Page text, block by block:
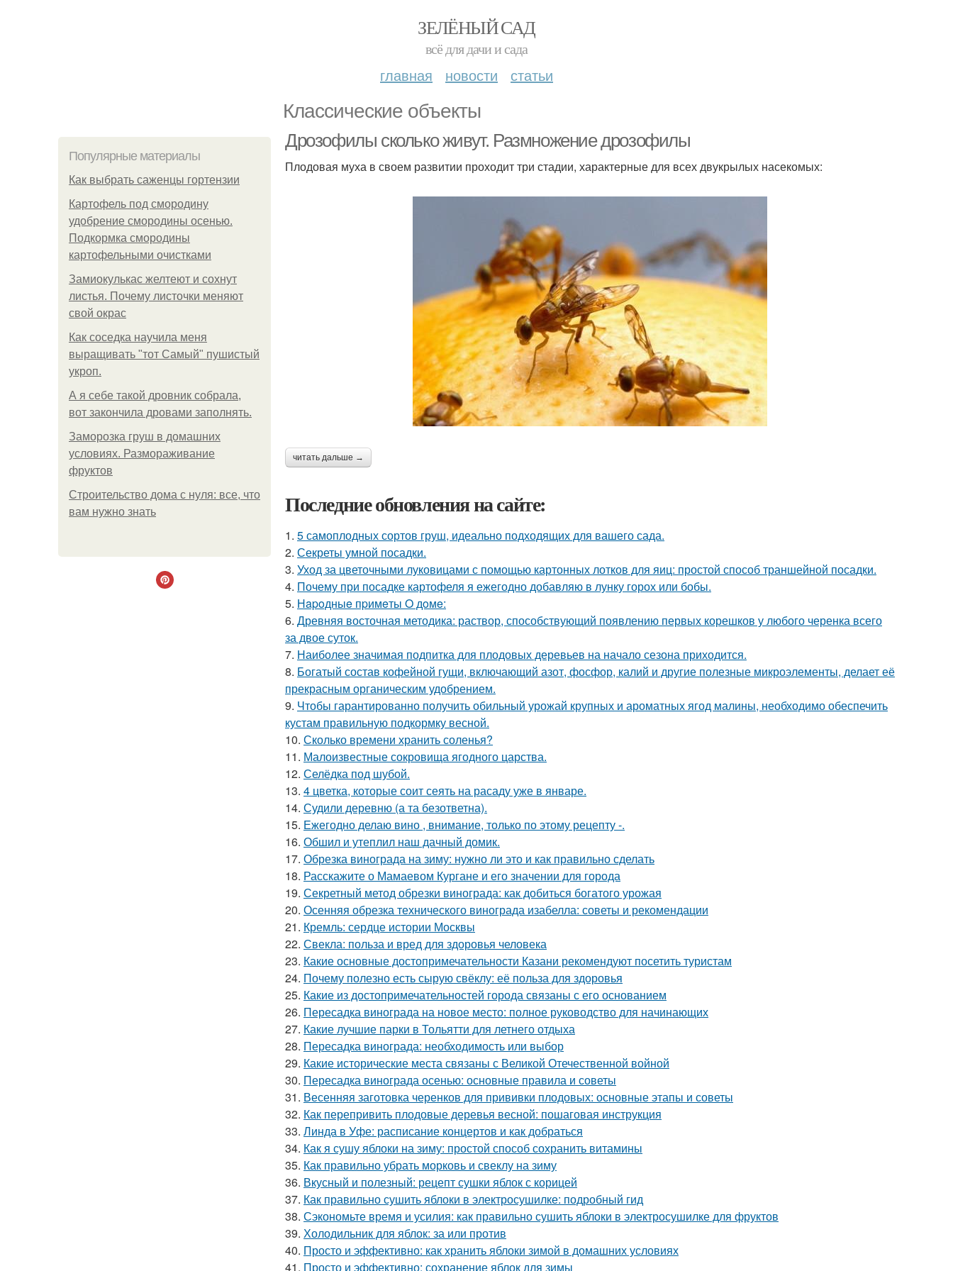
ЗЕЛЁНЫЙ САД
всё для дачи и сада
главная новости статьи
Классические объекты
Популярные материалы
Как выбрать саженцы гортензии
Картофель под смородину
удобрение смородины осенью.
Подкормка смородины
картофельными очистками
Замиокулькас желтеют и сохнут
листья. Почему листочки меняют
свой окрас
Как соседка научила меня
выращивать "тот Самый" пушистый
укроп.
А я себе такой дровник собрала,
вот закончила дровами заполнять.
Заморозка груш в домашних
условиях. Размораживание
фруктов
Строительство дома с нуля: все, что
вам нужно знать
Дрозофилы сколько живут. Размножение дрозофилы
Плодовая муха в своем развитии проходит три стадии, характерные для всех двукрылых насекомых:
читать дальше →
Последние обновления на сайте:
1. 5 самоплодных сортов груш, идеально подходящих для вашего сада.
2. Секреты умной посадки.
3. Уход за цветочными луковицами с помощью картонных лотков для яиц: простой способ траншейной посадки.
4. Почему при посадке картофеля я ежегодно добавляю в лунку горох или бобы.
5. Нapoдныe пpимeты O дoмe:
6. Древняя восточная методика: раствор, способствующий появлению первых корешков у любого черенка всего
за двое суток.
7. Наиболее значимая подпитка для плодовых деревьев на начало сезона приходится.
8. Богатый состав кофейной гущи, включающий азот, фосфор, калий и другие полезные микроэлементы, делает её
прекрасным органическим удобрением.
9. Чтобы гарантированно получить обильный урожай крупных и ароматных ягод малины, необходимо обеспечить
кустам правильную подкормку весной.
10. Сколько времени хранить соленья?
11. Малоизвестные сокровища ягодного царства.
12. Селёдка под шубой.
13. 4 цветка, которые соит сеять на расаду уже в январе.
14. Судили деревню (а та безответна).
15. Ежегодно делаю вино , внимание, только по этому рецепту -.
16. Обшил и утеплил наш дачный домик.
17. Обрезка винограда на зиму: нужно ли это и как правильно сделать
18. Расскажите о Мамаевом Кургане и его значении для города
19. Секретный метод обрезки винограда: как добиться богатого урожая
20. Осенняя обрезка технического винограда изабелла: советы и рекомендации
21. Кремль: сердце истории Москвы
22. Свекла: польза и вред для здоровья человека
23. Какие основные достопримечательности Казани рекомендуют посетить туристам
24. Почему полезно есть сырую свёклу: её польза для здоровья
25. Какие из достопримечательностей города связаны с его основанием
26. Пересадка винограда на новое место: полное руководство для начинающих
27. Какие лучшие парки в Тольятти для летнего отдыха
28. Пересадка винограда: необходимость или выбор
29. Какие исторические места связаны с Великой Отечественной войной
30. Пересадка винограда осенью: основные правила и советы
31. Весенняя заготовка черенков для прививки плодовых: основные этапы и советы
32. Как перепривить плодовые деревья весной: пошаговая инструкция
33. Линда в Уфе: расписание концертов и как добраться
34. Как я сушу яблоки на зиму: простой способ сохранить витамины
35. Как правильно убрать морковь и свеклу на зиму
36. Вкусный и полезный: рецепт сушки яблок с корицей
37. Как правильно сушить яблоки в электросушилке: подробный гид
38. Сэкономьте время и усилия: как правильно сушить яблоки в электросушилке для фруктов
39. Холодильник для яблок: за или против
40. Просто и эффективно: как хранить яблоки зимой в домашних условиях
41. Просто и эффективно: сохранение яблок для зимы